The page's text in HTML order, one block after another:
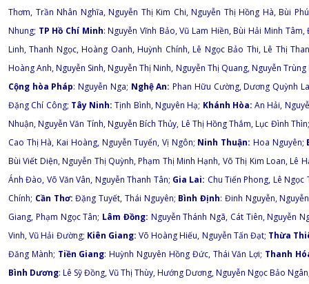
Thơm, Trần Nhân Nghĩa, Nguyễn Thị Kim Chi, Nguyễn Thị Hồng Hà, Bùi
Nhung; TP Hồ Chí Minh: Nguyễn Vĩnh Bảo, Vũ Lam Hiền, Bùi Hải Minh
Linh, Thanh Ngọc, Hoàng Oanh, Huỳnh Chính, Lê Ngọc Bảo Thi, Lê Thị
Hoàng Anh, Nguyễn Sinh, Nguyễn Thị Ninh, Nguyễn Thị Quang, Nguyễn
Cộng hòa Pháp: Nguyễn Nga; Nghệ An: Phan Hữu Cường, Dương Quỳnh
Đặng Chí Công; Tây Ninh: Tịnh Bình, Nguyên Hạ; Khánh Hòa: An Hải,
Nhuận, Nguyễn Văn Tính, Nguyễn Bích Thủy, Lê Thị Hồng Thắm, Lục Đình
Cao Thị Hà, Kai Hoàng, Nguyễn Tuyển, Vị Ngôn; Ninh Thuận: Hoa Nguyên;
Bùi Viết Diện, Nguyễn Thị Quỳnh, Phạm Thị Minh Hạnh, Võ Thị Kim Loan, Lê
Ánh Đào, Võ Văn Vân, Nguyễn Thanh Tân; Gia Lai: Chu Tiến Phong, Lê Ngọc
Chính; Cần Thơ: Đặng Tuyết, Thái Nguyên; Bình Định: Đinh Nguyễn,
Giang, Phạm Ngọc Tân; Lâm Đồng: Nguyễn Thánh Ngã, Cát Tiên, Nguyễn
Vinh, Vũ Hải Đường; Kiên Giang: Võ Hoàng Hiếu, Nguyễn Tấn Đạt; Thừa
Đăng Mành; Tiền Giang: Huỳnh Nguyên Hồng Đức, Thái Văn Lợi; Thanh
Bình Dương: Lê Sỹ Đồng, Vũ Thị Thùy, Hướng Dương, Nguyễn Ngọc Bảo